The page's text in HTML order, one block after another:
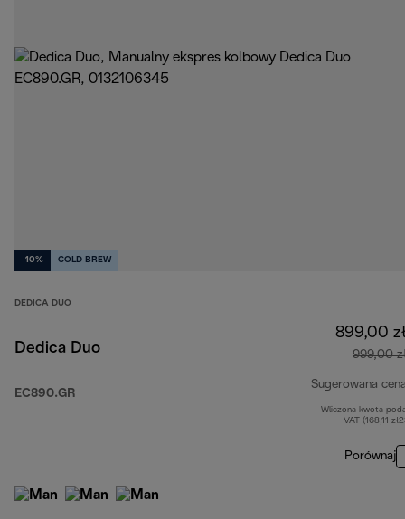
-10% COLD BREW
DEDICA DUO
Dedica Duo
EC890.GR
899,00
999,00
Sugerowana
Wliczona kwota
VAT (168,11
Porównaj